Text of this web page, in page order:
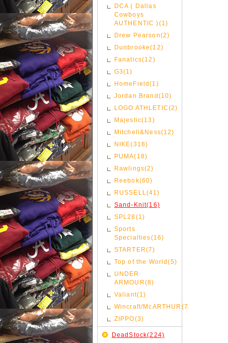
DCA ( Dallas
Cowboys
AUTHENTIC )(1)
Drew Pearson(2)
Dunbrooke(12)
Fanatics(12)
G3(1)
HomeField(1)
Jordan Brand(10)
LOGO ATHLETIC(2)
Majestic(13)
Mitchell&Ness(12)
NIKE(318)
PUMA(18)
Rawlings(2)
Reebok(60)
RUSSELL(41)
Sand-Knit(16)
SPL28(1)
Sports
Specialties(16)
STARTER(7)
Top of the World(5)
UNDER
ARMOUR(8)
Valiant(1)
Wincraft/McARTHUR(71)
ZIPPO(3)
DeadStock(224)